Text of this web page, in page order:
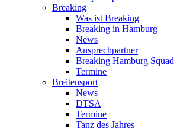
Breaking
Was ist Breaking
Breaking in Hamburg
News
Ansprechpartner
Breaking Hamburg Squad
Termine
Breitensport
News
DTSA
Termine
Tanz des Jahres